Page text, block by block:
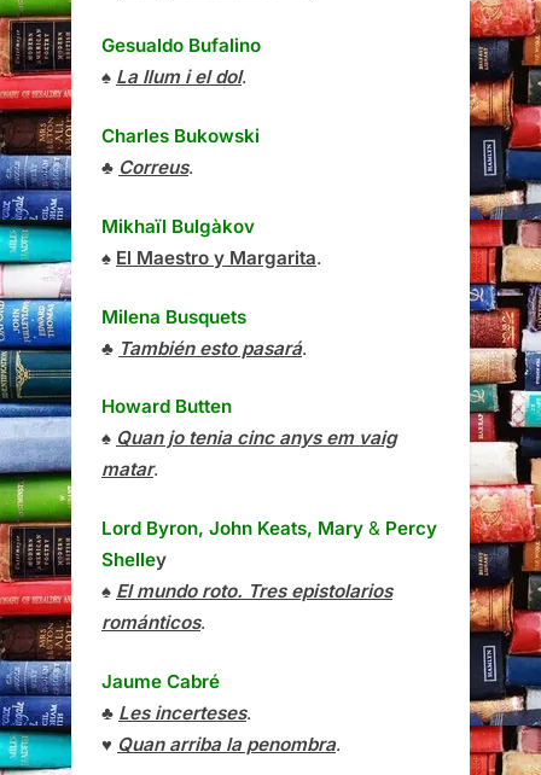
Gesualdo Bufalino
♠ La llum i el dol.
Charles Bukowski
♣ Correus.
Mikhaïl Bulgàkov
♠ El Maestro y Margarita.
Milena Busquets
♣ También esto pasará.
Howard Butten
♠ Quan jo tenia cinc anys em vaig
matar.
Lord Byron, John Keats, Mary & Percy
Shelley
♠ El mundo roto. Tres epistolarios
románticos.
Jaume Cabré
♣ Les incerteses.
♥ Quan arriba la penombra.